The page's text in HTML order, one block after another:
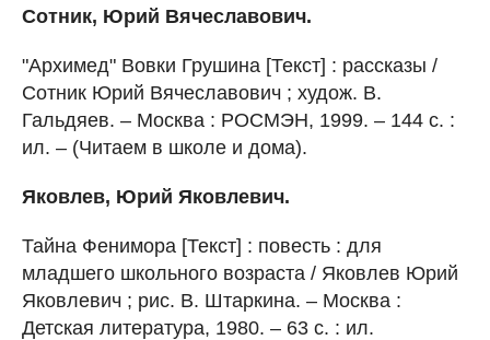
Сотник, Юрий Вячеславович.
"Архимед" Вовки Грушина [Текст] : рассказы /
Сотник Юрий Вячеславович ; худож. В.
Гальдяев. – Москва : РОСМЭН, 1999. – 144 с. :
ил. – (Читаем в школе и дома).
Яковлев, Юрий Яковлевич.
Тайна Фенимора [Текст] : повесть : для
младшего школьного возраста / Яковлев Юрий
Яковлевич ; рис. В. Штаркина. – Москва :
Детская литература, 1980. – 63 с. : ил.